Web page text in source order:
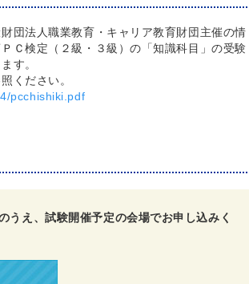
団法人職業教育・キャリア教育財団主催の情
Ｃ検定（２級・３級）の「知識科目」の受験
す。
ください。
pcchishiki.pdf
うえ、試験開催予定の会場でお申し込みく